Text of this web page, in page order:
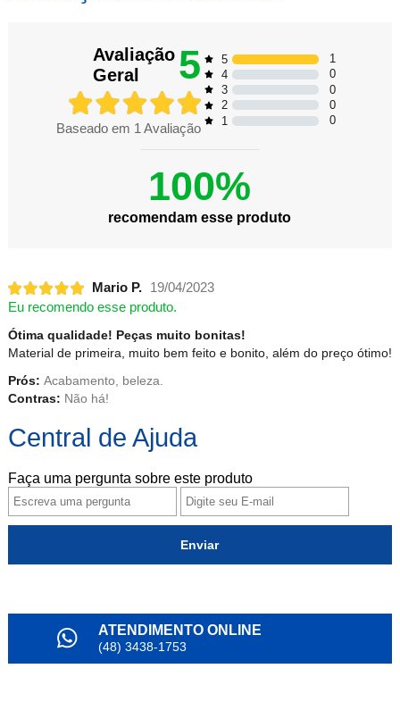
Avaliação
Geral
5
Baseado em 1 Avaliação
5
1
4
0
3
0
2
0
1
0
100%
recomendam esse produto
Mario P.
19/04/2023
Eu recomendo esse produto.
Ótima qualidade! Peças muito bonitas!
Material de primeira, muito bem feito e bonito, além do preço ótimo!
Prós: Acabamento, beleza.
Contras: Não há!
Central de Ajuda
Faça uma pergunta sobre este produto
Enviar
ATENDIMENTO ONLINE
(48) 3438-1753